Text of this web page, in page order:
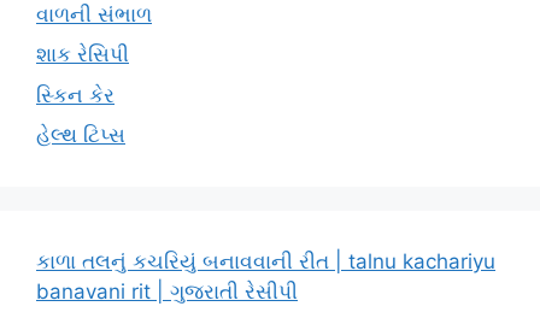
વાળની સંભાળ
શાક રેસિપી
સ્કિન કેર
હેલ્થ ટિપ્સ
કાળા તલનું કચરિયું બનાવવાની રીત | talnu kachariyu
banavani rit | ગુજરાતી રેસીપી